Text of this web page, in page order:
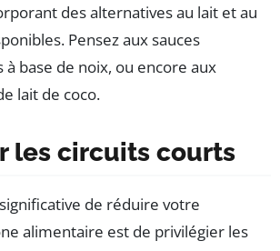
des alternatives au lait et au
Pensez aux sauces
base de noix, ou encore aux
lait de coco.
les circuits courts
de réduire votre
alimentaire est de privilégier les